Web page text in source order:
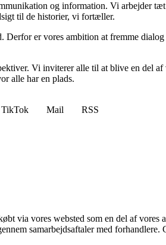
og information. Vi arbejder
til de historier, vi fortæller.
er vores ambition at fremme
Vi inviterer alle til at blive en del
alle har en plads.
TikTok Mail
RSS
via vores websted som en del af vores
samarbejdsaftaler med